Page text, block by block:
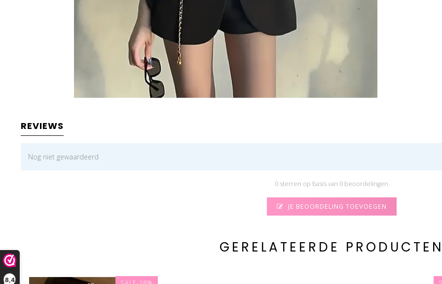
8,4
REVIEWS
Nog niet gewaardeerd
0 sterren op basis van 0 beoordelingen
JE BEOORDELING TOEVOEGEN
GERELATEERDE